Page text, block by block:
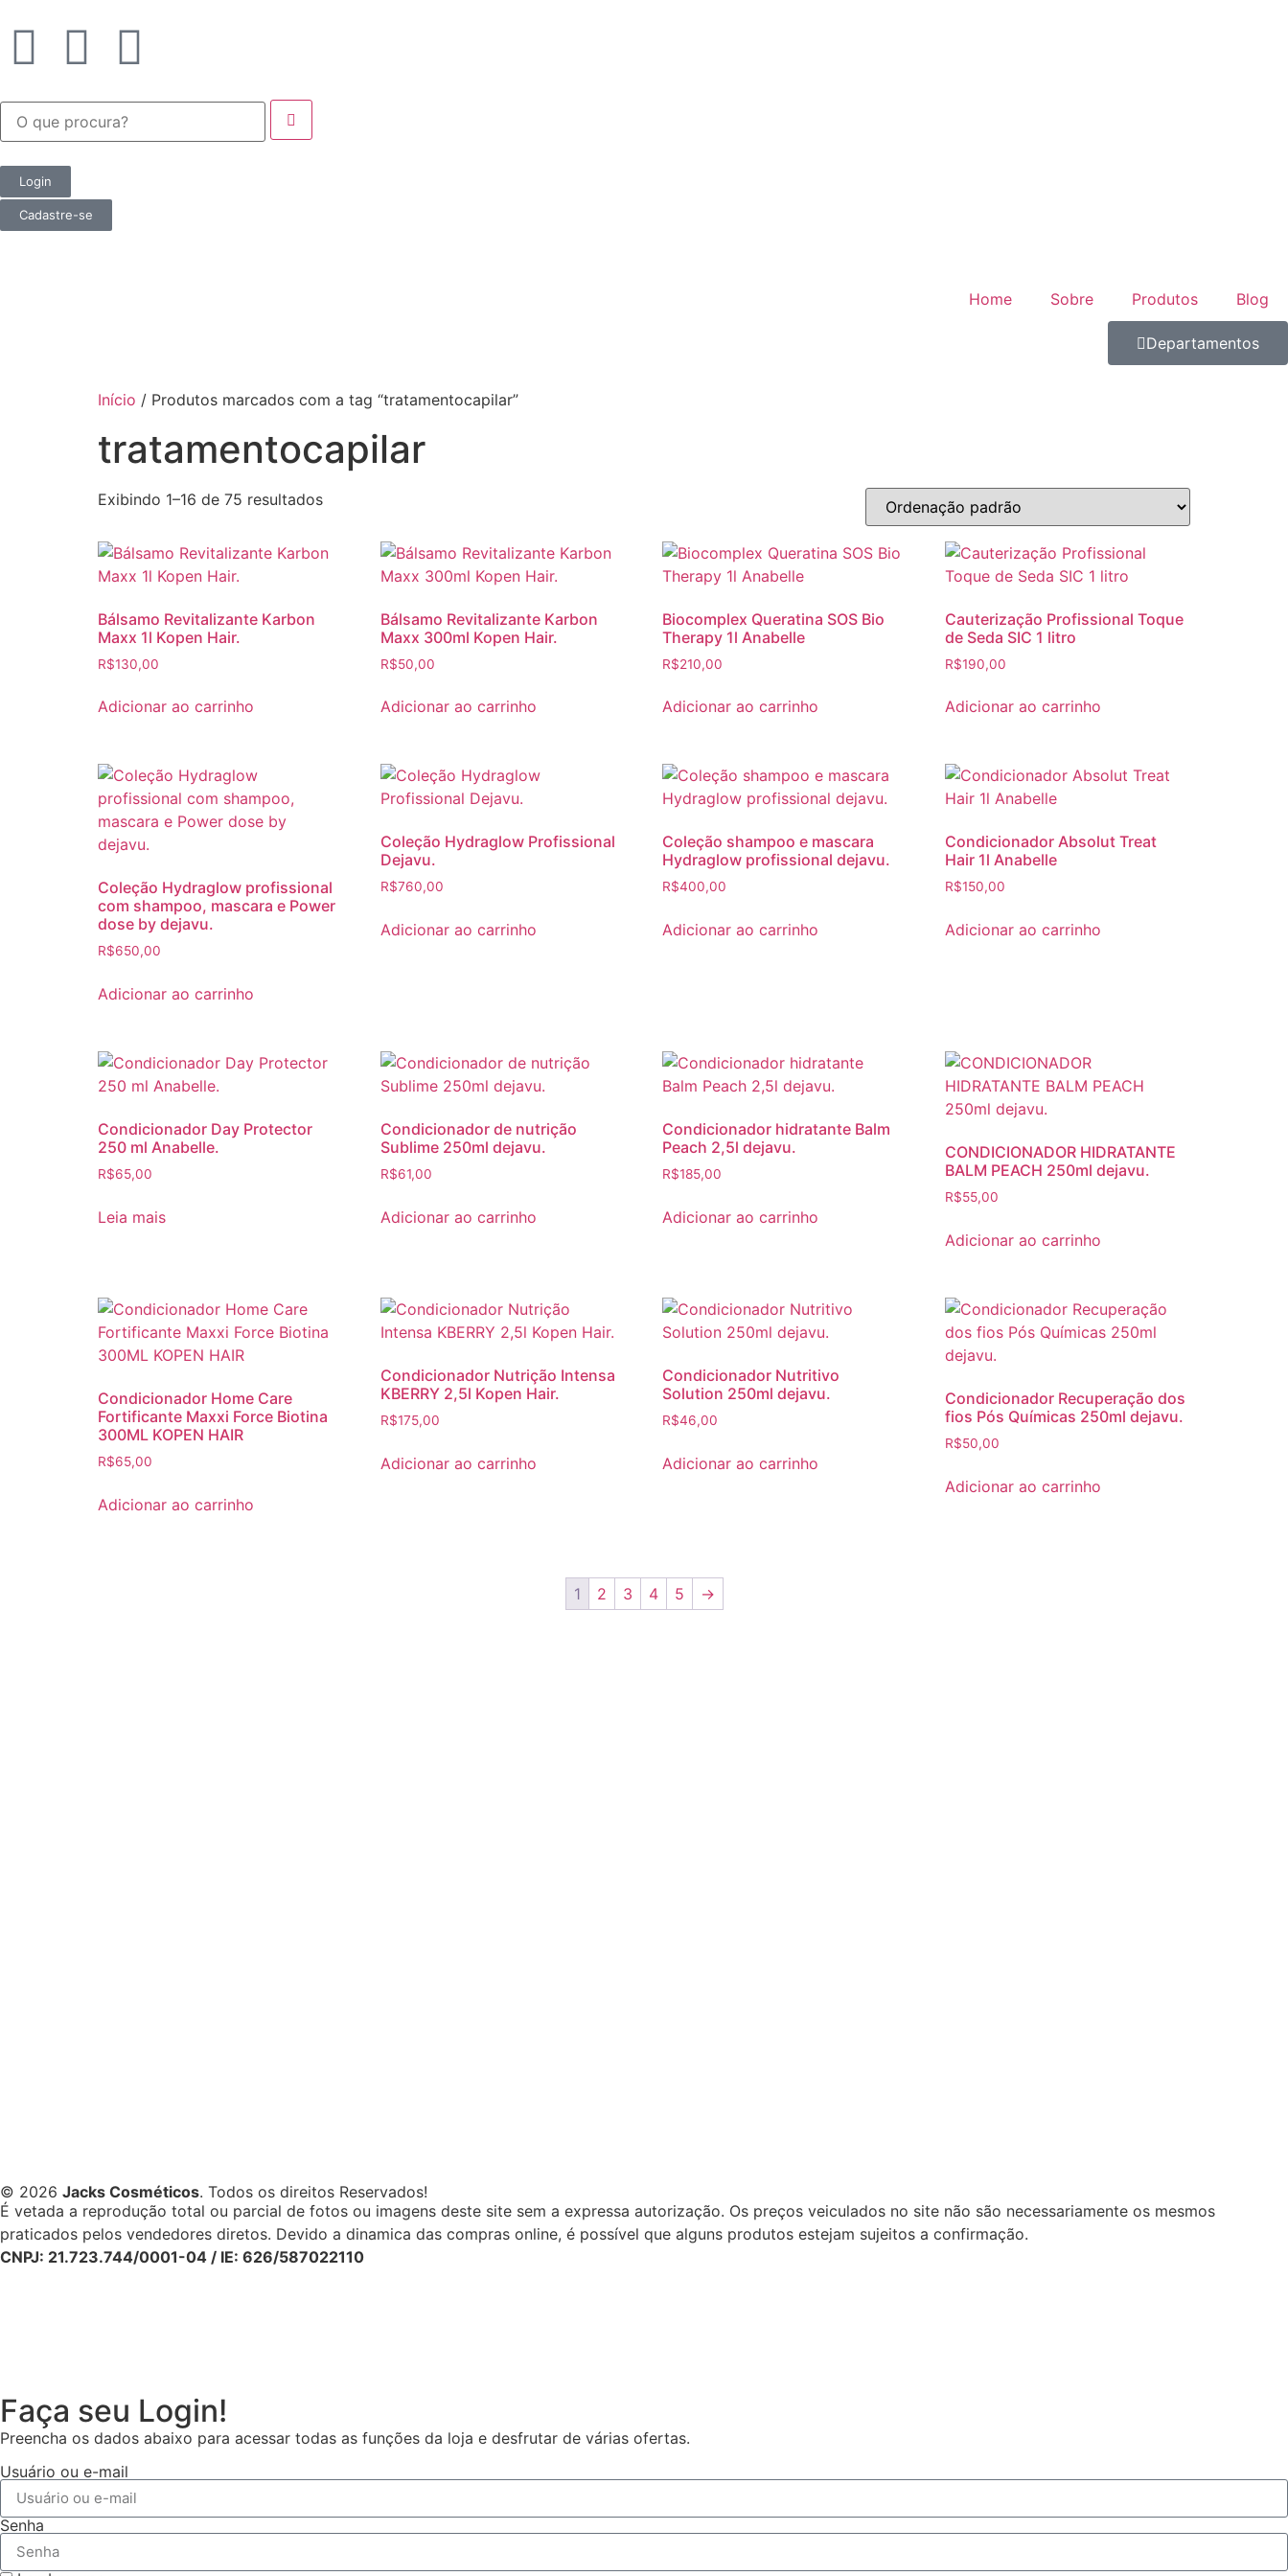
Login
Cadastre-se
Home Sobre Produtos Blog
Departamentos
Início / Produtos marcados com a tag “tratamentocapilar”
tratamentocapilar
Exibindo 1–16 de 75 resultados
Bálsamo Revitalizante Karbon
Maxx 1l Kopen Hair.
R$130,00
Adicionar ao carrinho
Bálsamo Revitalizante Karbon
Maxx 300ml Kopen Hair.
R$50,00
Adicionar ao carrinho
Biocomplex Queratina SOS Bio
Therapy 1l Anabelle
R$210,00
Adicionar ao carrinho
Cauterização Profissional Toque
de Seda SIC 1 litro
R$190,00
Adicionar ao carrinho
Coleção Hydraglow profissional
com shampoo, mascara e Power
dose by dejavu.
R$650,00
Adicionar ao carrinho
Coleção Hydraglow Profissional
Dejavu.
R$760,00
Adicionar ao carrinho
Coleção shampoo e mascara
Hydraglow profissional dejavu.
R$400,00
Adicionar ao carrinho
Condicionador Absolut Treat
Hair 1l Anabelle
R$150,00
Adicionar ao carrinho
Condicionador Day Protector
250 ml Anabelle.
R$65,00
Leia mais
Condicionador de nutrição
Sublime 250ml dejavu.
R$61,00
Adicionar ao carrinho
Condicionador hidratante Balm
Peach 2,5l dejavu.
R$185,00
Adicionar ao carrinho
CONDICIONADOR HIDRATANTE
BALM PEACH 250ml dejavu.
R$55,00
Adicionar ao carrinho
Condicionador Home Care
Fortificante Maxxi Force Biotina
300ML KOPEN HAIR
R$65,00
Adicionar ao carrinho
Condicionador Nutrição Intensa
KBERRY 2,5l Kopen Hair.
R$175,00
Adicionar ao carrinho
Condicionador Nutritivo
Solution 250ml dejavu.
R$46,00
Adicionar ao carrinho
Condicionador Recuperação dos
fios Pós Químicas 250ml dejavu.
R$50,00
Adicionar ao carrinho
1 2 3 4 5 →
© 2026 Jacks Cosméticos. Todos os direitos Reservados!
É vetada a reprodução total ou parcial de fotos ou imagens deste site sem a expressa autorização. Os preços veiculados no site não são necessariamente os mesmos
praticados pelos vendedores diretos. Devido a dinamica das compras online, é possível que alguns produtos estejam sujeitos a confirmação.
CNPJ: 21.723.744/0001-04 / IE: 626/587022110
Faça seu Login!
Preencha os dados abaixo para acessar todas as funções da loja e desfrutar de várias ofertas.
Usuário ou e-mail
Senha